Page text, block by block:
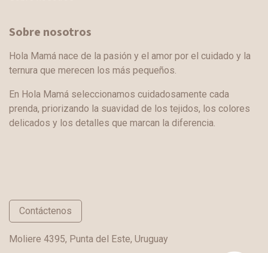
Sobre nosotros
Hola Mamá nace de la pasión y el amor por el cuidado y la
ternura que merecen los más pequeños.
En Hola Mamá seleccionamos cuidadosamente cada
prenda, priorizando la suavidad de los tejidos, los colores
delicados y los detalles que marcan la diferencia.
Contáctenos
Moliere 4395, Punta del Este, Uruguay